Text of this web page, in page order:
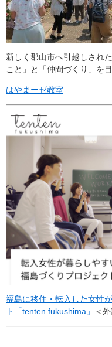
新しく郡山市へ引越しされ
こと」と「仲間づくり」を
はやまーゼ教室
福島に移住・転入した女性
ト「tenten fukushima」
＜